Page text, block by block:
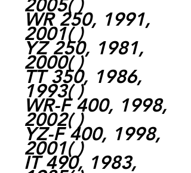
2005( )
WR 250, 1991,
2001( )
YZ 250, 1981,
2000( )
TT 350, 1986,
1993( )
WR-F 400, 1998,
2002( )
YZ-F 400, 1998,
2001( )
IT 490, 1983,